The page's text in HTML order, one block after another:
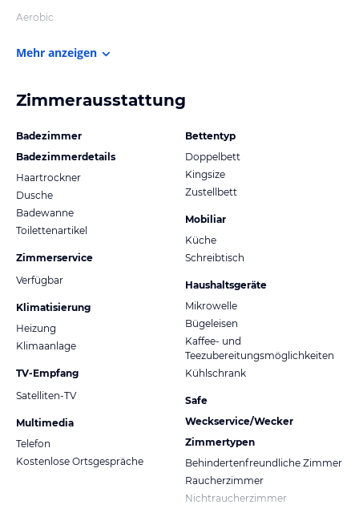
Aerobic
Mehr anzeigen
Zimmerausstattung
Badezimmer
Badezimmerdetails
Haartrockner
Dusche
Badewanne
Toilettenartikel
Zimmerservice
Verfügbar
Klimatisierung
Heizung
Klimaanlage
TV-Empfang
Satelliten-TV
Multimedia
Telefon
Kostenlose Ortsgespräche
Bettentyp
Doppelbett
Kingsize
Zustellbett
Mobiliar
Küche
Schreibtisch
Haushaltsgeräte
Mikrowelle
Bügeleisen
Kaffee- und
Teezubereitungsmöglichkeiten
Kühlschrank
Safe
Weckservice/Wecker
Zimmertypen
Behindertenfreundliche Zimmer
Raucherzimmer
Nichtraucherzimmer